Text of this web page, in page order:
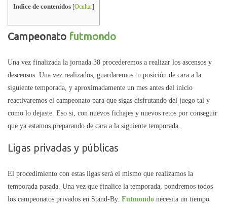
Indice de contenidos [Ocultar]
Campeonato futmondo
Una vez finalizada la jornada 38 procederemos a realizar los ascensos y
descensos. Una vez realizados, guardaremos tu posición de cara a la
siguiente temporada, y aproximadamente un mes antes del inicio
reactivaremos el campeonato para que sigas disfrutando del juego tal y
como lo dejaste. Eso si, con nuevos fichajes y nuevos retos por conseguir
que ya estamos preparando de cara a la siguiente temporada.
Ligas privadas y públicas
El procedimiento con estas ligas será el mismo que realizamos la
temporada pasada. Una vez que finalice la temporada, pondremos todos
los campeonatos privados en Stand-By. Futmondo necesita un tiempo